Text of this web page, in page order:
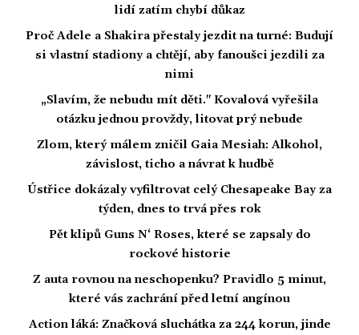
lidí zatím chybí důkaz
Proč Adele a Shakira přestaly jezdit na turné: Budují
si vlastní stadiony a chtějí, aby fanoušci jezdili za
nimi
„Slavím, že nebudu mít děti." Kovalová vyřešila
otázku jednou provždy, litovat prý nebude
Zlom, který málem zničil Gaia Mesiah: Alkohol,
závislost, ticho a návrat k hudbě
Ústřice dokázaly vyfiltrovat celý Chesapeake Bay za
týden, dnes to trvá přes rok
Pět klipů Guns N‘ Roses, které se zapsaly do
rockové historie
Z auta rovnou na neschopenku? Pravidlo 5 minut,
které vás zachrání před letní angínou
Action láká: Značková sluchátka za 244 korun, jinde